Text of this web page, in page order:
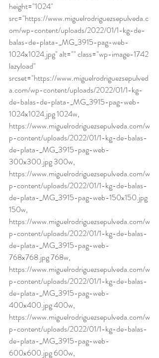
height="1024"
src="https://www.miguelrodriguezsepulveda.c
om/wp-content/uploads/2022/01/1-kg-de-
balas-de-plata-_MG_3915-pag-web-
1024x1024.jpg" alt="" class="wp-image-1742
lazyload"
srcset="https://www.miguelrodriguezsepulved
a.com/wp-content/uploads/2022/01/1-kg-
de-balas-de-plata-_MG_3915-pag-web-
1024x1024.jpg 1024w,
https://www.miguelrodriguezsepulveda.com/w
p-content/uploads/2022/01/1-kg-de-balas-
de-plata-_MG_3915-pag-web-
300x300.jpg 300w,
https://www.miguelrodriguezsepulveda.com/w
p-content/uploads/2022/01/1-kg-de-balas-
de-plata-_MG_3915-pag-web-150x150.jpg
150w,
https://www.miguelrodriguezsepulveda.com/w
p-content/uploads/2022/01/1-kg-de-balas-
de-plata-_MG_3915-pag-web-
768x768.jpg 768w,
https://www.miguelrodriguezsepulveda.com/w
p-content/uploads/2022/01/1-kg-de-balas-
de-plata-_MG_3915-pag-web-
400x400.jpg 400w,
https://www.miguelrodriguezsepulveda.com/w
p-content/uploads/2022/01/1-kg-de-balas-
de-plata-_MG_3915-pag-web-
600x600.jpg 600w,